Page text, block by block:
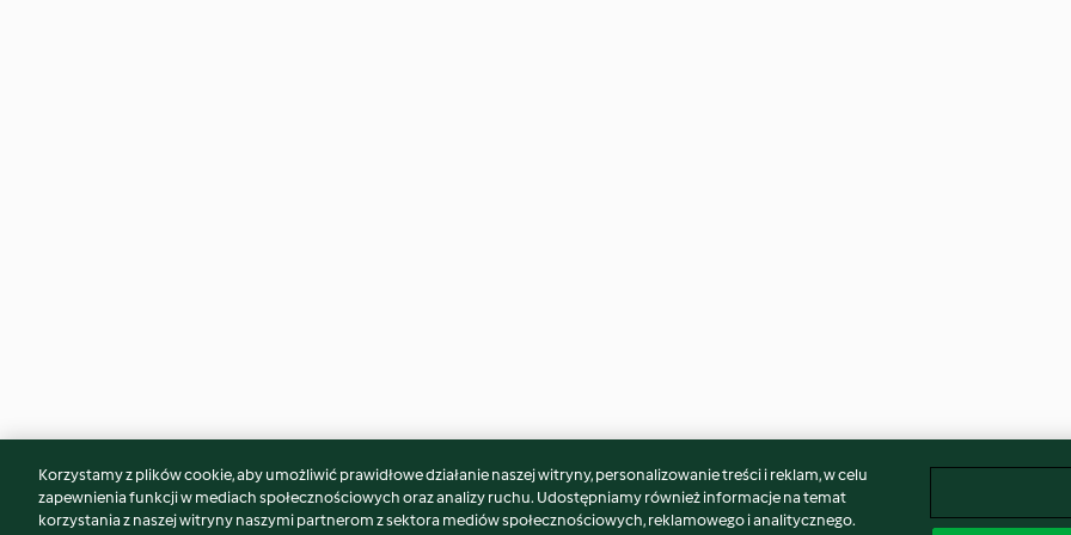
Może spodoba Ci się również...
Korzystamy z plików cookie, aby umożliwić prawidłowe działanie naszej witryny, personalizowanie treści i reklam, w celu
zapewnienia funkcji w mediach społecznościowych oraz analizy ruchu. Udostępniamy również informacje na temat
korzystania z naszej witryny naszymi partnerom z sektora mediów społecznościowych, reklamowego i analitycznego.